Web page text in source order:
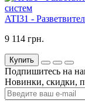
ATI31 -
9 114 грн.
Купить
Подпишитесь на
Новинки, скидки,